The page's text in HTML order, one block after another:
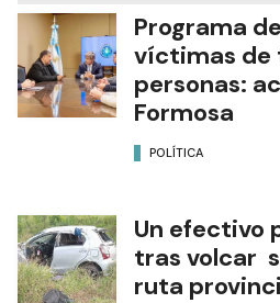
Programa
víctimas de
personas:
Formosa
POLÍTICA
Un efectivo
tras volcar
ruta